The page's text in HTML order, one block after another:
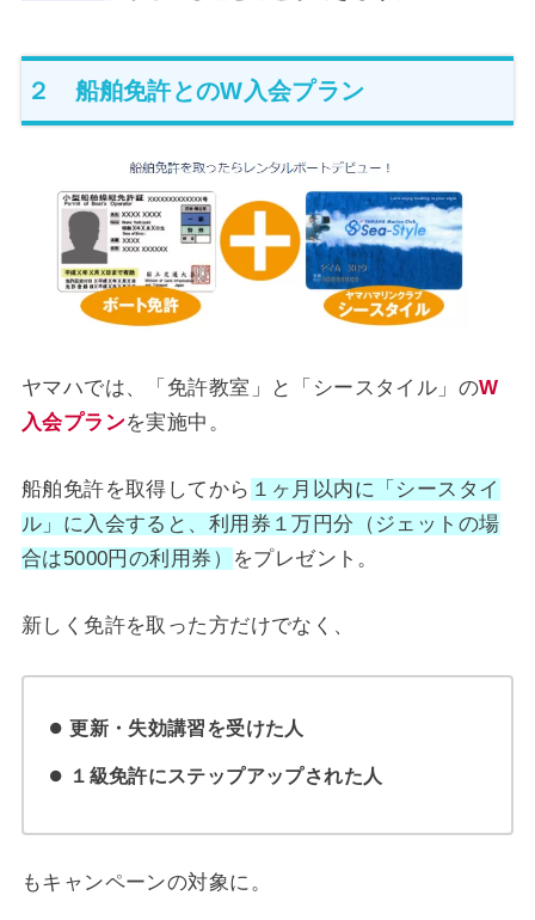
２ 船舶免許とのW入会プラン
ヤマハでは、「免許教室」と「シースタイル」のW
入会プランを実施中。
船舶免許を取得してから １ヶ月以内に「シースタイ
ル」に入会すると、利用券１万円分（ジェットの場
合は5000円の利用券）
をプレゼント。
新しく免許を取った方だけでなく、
更新・失効講習を受けた人
１級免許にステップアップされた人
もキャンペーンの対象に。